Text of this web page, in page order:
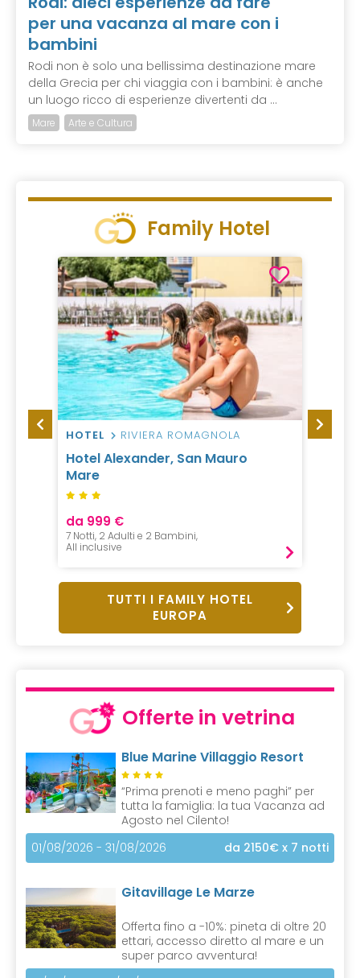
per una vacanza al mare con i
bambini
Rodi non è solo una bellissima destinazione mare
della Grecia per chi viaggia con i bambini: è anche
un luogo ricco di esperienze divertenti da ...
Mare Arte e Cultura
Family Hotel
HOTEL RIVIERA ROMAGNOLA
Hotel Alexander, San Mauro
Mare
da 999 €
7 Notti, 2 Adulti e 2 Bambini,
All inclusive
HOTEL
TUTTI I FAMILY HOTEL
EUROPA
Offerte in vetrina
Blue Marine Villaggio Resort
“Prima prenoti e meno paghi” per
tutta la famiglia: la tua Vacanza ad
Agosto nel Cilento!
01/08/2026 - 31/08/2026
da 2150€ x 7 notti
Gitavillage Le Marze
Offerta fino a -10%: pineta di oltre 20
ettari, accesso diretto al mare e un
super parco avventura!